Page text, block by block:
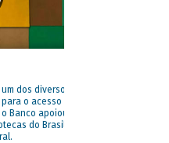
dos diversos
o acesso à
Banco apoiou
do Brasil e